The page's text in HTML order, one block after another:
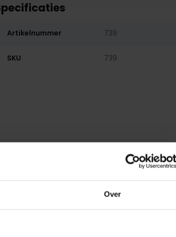
Over
Artikelnummer 739
SKU 739